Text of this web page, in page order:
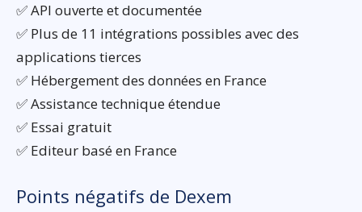
✅ API ouverte et documentée
✅ Plus de 11 intégrations possibles avec des
applications tierces
✅ Hébergement des données en France
✅ Assistance technique étendue
✅ Essai gratuit
✅ Editeur basé en France
Points négatifs de Dexem